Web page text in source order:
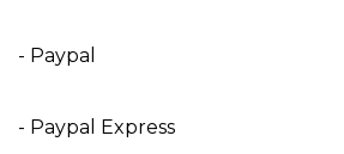
- Paypal
- Paypal Express